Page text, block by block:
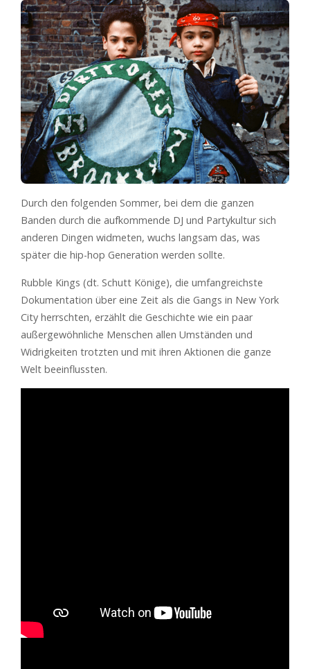
Durch den folgenden Sommer, bei dem die ganzen
Banden durch die aufkommende DJ und Partykultur sich
anderen Dingen widmeten, wuchs langsam das, was
später die hip-hop Generation werden sollte.
Rubble Kings (dt. Schutt Könige), die umfangreichste
Dokumentation über eine Zeit als die Gangs in New York
City herrschten, erzählt die Geschichte wie ein paar
außergewöhnliche Menschen allen Umständen und
Widrigkeiten trotzten und mit ihren Aktionen die ganze
Welt beeinflussten.